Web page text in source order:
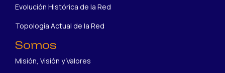
Evolución Histórica de la Red
Topología Actual de la Red
Somos
Misión, Visión y Valores